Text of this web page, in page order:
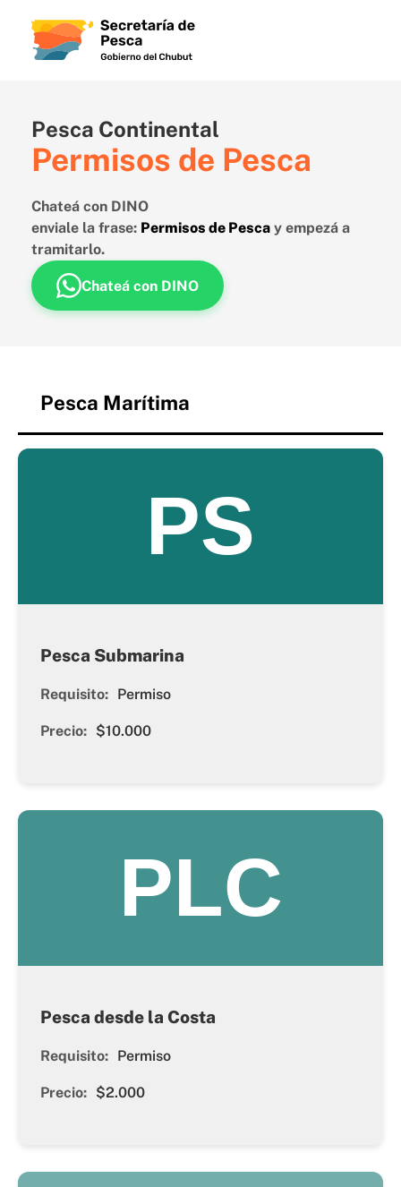
Pesca Continental
Permisos de Pesca
Chateá con DINO
enviale la frase: Permisos de Pesca y empezá a
tramitarlo.
Chateá con DINO
Pesca Marítima
PS
Pesca Submarina
Requisito: Permiso
Precio: $10.000
PLC
Pesca desde la Costa
Requisito: Permiso
Precio: $2.000